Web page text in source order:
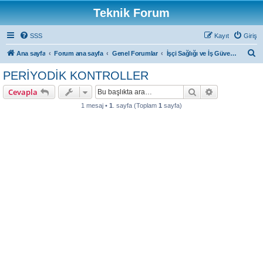
Teknik Forum
SSS Giriş
Kayıt
Ana sayfa Forum ana sayfa Genel Forumlar İşçi Sağlığı ve İş Güvenliği
PERİYODİK KONTROLLER
Cevapla Ara
1 mesaj • 1 . sayfa (Toplam 1 sayfa)